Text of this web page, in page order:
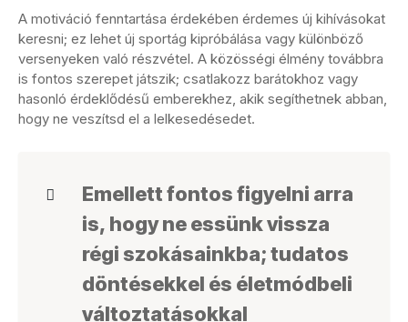
A motiváció fenntartása érdekében érdemes új kihívásokat
keresni; ez lehet új sportág kipróbálása vagy különböző
versenyeken való részvétel. A közösségi élmény továbbra
is fontos szerepet játszik; csatlakozz barátokhoz vagy
hasonló érdeklődésű emberekhez, akik segíthetnek abban,
hogy ne veszítsd el a lelkesedésedet.
Emellett fontos figyelni arra
is, hogy ne essünk vissza
régi szokásainkba; tudatos
döntésekkel és életmódbeli
változtatásokkal